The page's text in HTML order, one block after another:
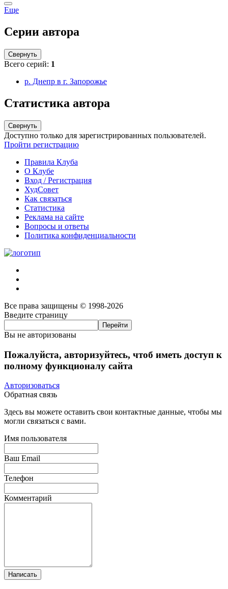
Еще
Серии автора
Свернуть
Всего серий: 1
р. Днепр в г. Запорожье
Статистика автора
Свернуть
Доступно только для зарегистрированных пользователей.
Пройти регистрацию
Правила Клуба
О Клубе
Вход / Регистрация
ХудСовет
Как связаться
Статистика
Реклама на сайте
Вопросы и ответы
Политика конфиденциальности
Все права защищены © 1998-2026
Введите страницу
Вы не авторизованы
Пожалуйста, авторизуйтесь, чтоб иметь доступ к
полному функционалу сайта
Авторизоваться
Обратная связь
Здесь вы можете оставить свои контактные данные, чтобы мы
могли связаться с вами.
Имя пользователя
Ваш Email
Телефон
Комментарий
Написать